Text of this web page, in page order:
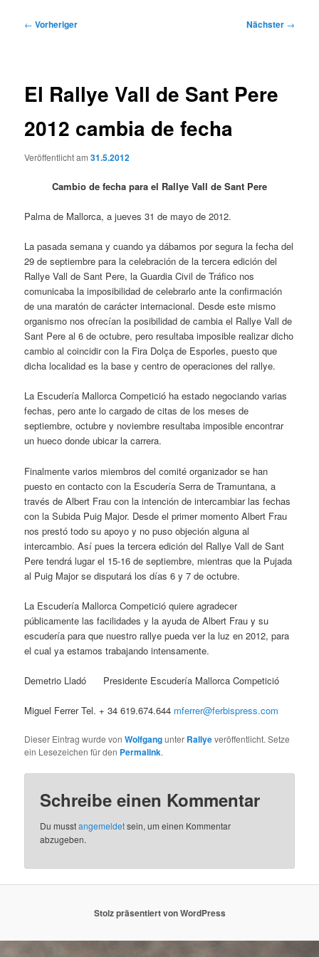
Beitragsnavigation
← Vorheriger Nächster →
El Rallye Vall de Sant Pere
2012 cambia de fecha
Veröffentlicht am31.5.2012
Cambio de fecha para el Rallye Vall de Sant Pere
Palma de Mallorca, a jueves 31 de mayo de 2012.
La pasada semana y cuando ya dábamos por segura la fecha del
29 de septiembre para la celebración de la tercera edición del
Rallye Vall de Sant Pere, la Guardia Civil de Tráfico nos
comunicaba la imposibilidad de celebrarlo ante la confirmación
de una maratón de carácter internacional. Desde este mismo
organismo nos ofrecían la posibilidad de cambia el Rallye Vall de
Sant Pere al 6 de octubre, pero resultaba imposible realizar dicho
cambio al coincidir con la Fira Dolça de Esporles, puesto que
dicha localidad es la base y centro de operaciones del rallye.
La Escudería Mallorca Competició ha estado negociando varias
fechas, pero ante lo cargado de citas de los meses de
septiembre, octubre y noviembre resultaba imposible encontrar
un hueco donde ubicar la carrera.
Finalmente varios miembros del comité organizador se han
puesto en contacto con la Escudería Serra de Tramuntana, a
través de Albert Frau con la intención de intercambiar las fechas
con la Subida Puig Major. Desde el primer momento Albert Frau
nos prestó todo su apoyo y no puso objeción alguna al
intercambio. Así pues la tercera edición del Rallye Vall de Sant
Pere tendrá lugar el 15-16 de septiembre, mientras que la Pujada
al Puig Major se disputará los días 6 y 7 de octubre.
La Escudería Mallorca Competició quiere agradecer
públicamente las facilidades y la ayuda de Albert Frau y su
escudería para que nuestro rallye pueda ver la luz en 2012, para
el cual ya estamos trabajando intensamente.
Demetrio Lladó Presidente Escudería Mallorca Competició
Miguel Ferrer Tel. + 34 619.674.644 mferrer@ferbispress.com
Dieser Eintrag wurde vonWolfgangunter Rallyeveröffentlicht. Setze
ein Lesezeichen für den Permalink.
Schreibe einen Kommentar
Du musstangemeldetsein, um einen Kommentar
abzugeben.
Stolz präsentiert von WordPress